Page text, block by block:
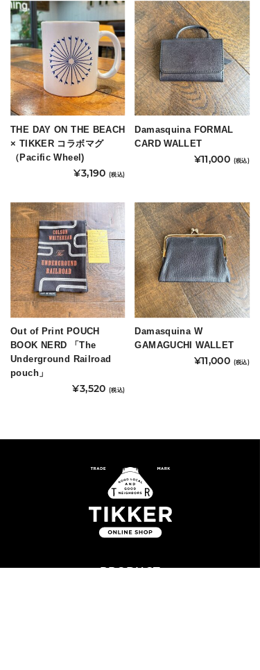
THE DAY ON THE BEACH
× TIKKER コラボマグ
（Pacific Wheel)
¥3,190 (税込)
Damasquina FORMAL
CARD WALLET
¥11,000 (税込)
商
品
に
は
複
数
の
バ
ョ
が
あ
り
ま
オ
Out of Print POUCH
BOOK NERD 「The
Underground Railroad
pouch」
¥3,520 (税込)
Damasquina W
GAMAGUCHI WALLET
¥11,000 (税込)
は
複
数
の
リ
PRODUCT